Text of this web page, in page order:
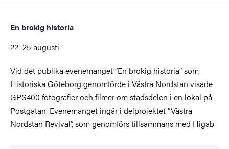
En brokig historia
22–25 augusti
Vid det publika evenemanget ”En brokig historia” som
Historiska Göteborg genomförde i Västra Nordstan visade
GPS400 fotografier och filmer om stadsdelen i en lokal på
Postgatan. Evenemanget ingår i delprojektet ”Västra
Nordstan Revival”, som genomförs tillsammans med Higab.